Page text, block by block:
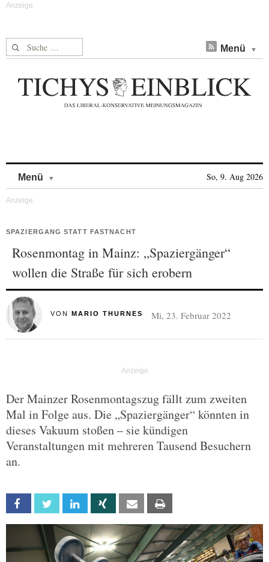
Suche nach: Menü
Menü So, 9. Aug 2026
SPAZIERGANG STATT FASTNACHT
Rosenmontag in Mainz: „Spaziergänger“
wollen die Straße für sich erobern
VON MARIO THURNES Mi, 23. Februar 2022
Der Mainzer Rosenmontagszug fällt zum zweiten
Mal in Folge aus. Die „Spaziergänger“ könnten in
dieses Vakuum stoßen – sie kündigen
Veranstaltungen mit mehreren Tausend Besuchern
an.
Facebook Twitter Linkedin Xing Email